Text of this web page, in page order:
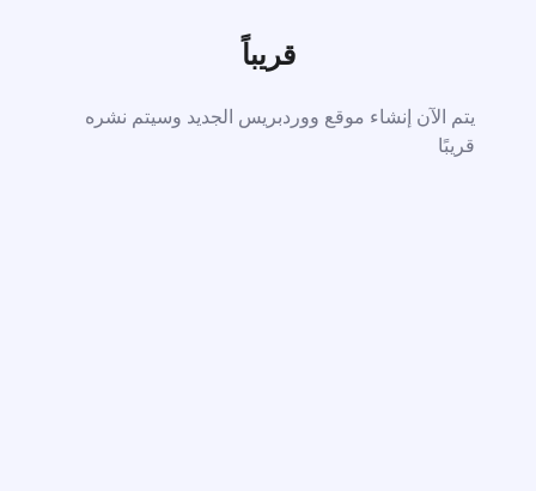
قريباً
يتم الآن إنشاء موقع ووردبريس الجديد وسيتم نشره
قريبًا